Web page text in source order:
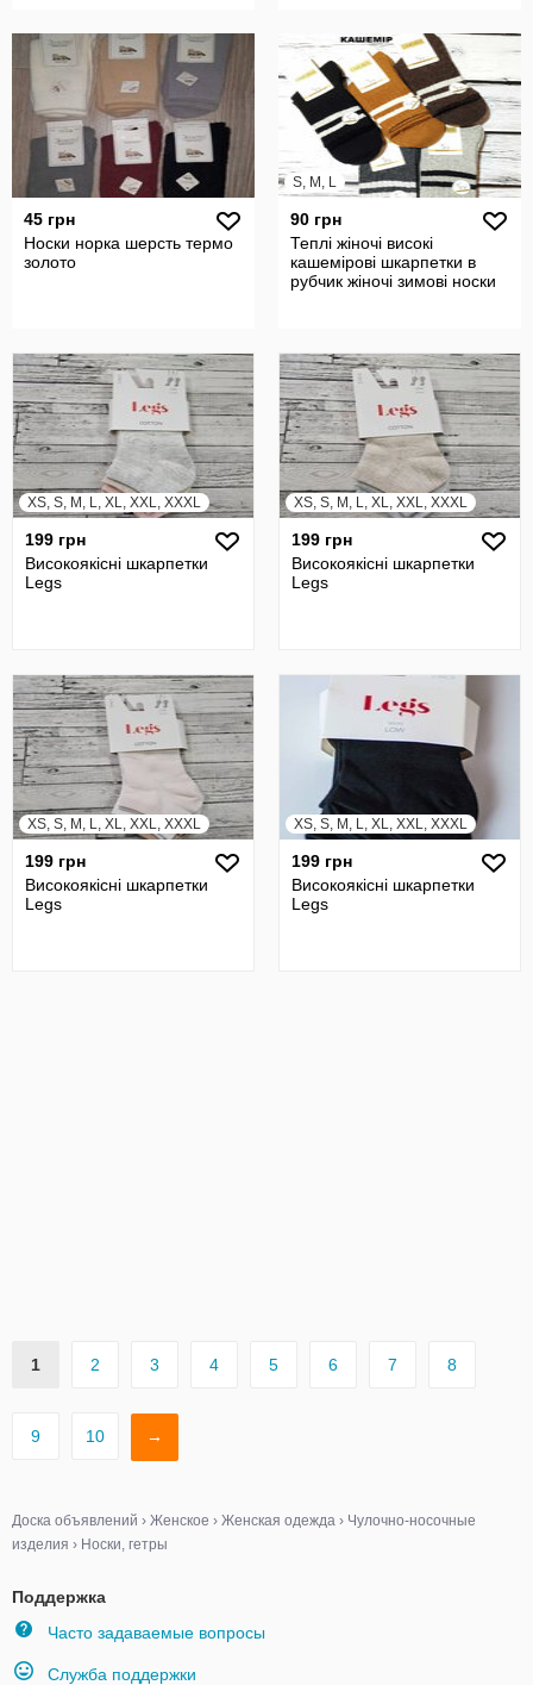
45 грн
Носки норка шерсть термо
золото
S, M, L
90 грн
Теплі жіночі високі
кашемірові шкарпетки в
рубчик жіночі зимові носки
XS, S, M, L, XL, XXL, XXXL
199 грн
Високоякісні шкарпетки
Legs
XS, S, M, L, XL, XXL, XXXL
199 грн
Високоякісні шкарпетки
Legs
XS, S, M, L, XL, XXL, XXXL
199 грн
Високоякісні шкарпетки
Legs
XS, S, M, L, XL, XXL, XXXL
199 грн
Високоякісні шкарпетки
Legs
1 2 3 4 5 6 7 8
9 10 →
Доска объявлений › Женское › Женская одежда › Чулочно-носочные
изделия › Носки, гетры
Поддержка
Часто задаваемые вопросы
Служба поддержки